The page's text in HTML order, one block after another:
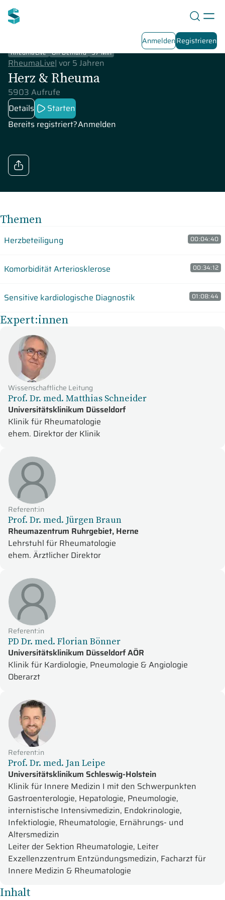
AnmeldenRegistrieren
RheumaLive On-Demand 97 Min
RheumaLive| vor 5 Jahren
Herz & Rheuma
5903 Aufrufe
Details
Starten
Bereits registriert?Anmelden
Themen
Herzbeteiligung 00:04:40
Komorbidität Arteriosklerose 00:34:12
Sensitive kardiologische Diagnostik 01:08:44
Expert:innen
Wissenschaftliche Leitung
Prof. Dr. med. Matthias Schneider
Universitätsklinikum Düsseldorf
Klinik für Rheumatologie
ehem. Direktor der Klinik
Referent:in
Prof. Dr. med. Jürgen Braun
Rheumazentrum Ruhrgebiet, Herne
Lehrstuhl für Rheumatologie
ehem. Ärztlicher Direktor
Referent:in
PD Dr. med. Florian Bönner
Universitätsklinikum Düsseldorf AÖR
Klinik für Kardiologie, Pneumologie & Angiologie
Oberarzt
Referent:in
Prof. Dr. med. Jan Leipe
Universitätsklinikum Schleswig-Holstein
Klinik für Innere Medizin I mit den Schwerpunkten
Gastroenterologie, Hepatologie, Pneumologie,
internistische Intensivmedizin, Endokrinologie,
Infektiologie, Rheumatologie, Ernährungs- und
Altersmedizin
Leiter der Sektion Rheumatologie, Leiter
Exzellenzzentrum Entzündungsmedizin, Facharzt für
Innere Medizin & Rheumatologie
Inhalt